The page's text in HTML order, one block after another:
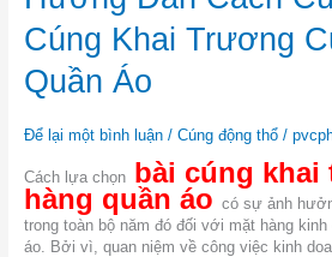
Cúng Khai Trương
Quần Áo
Để lại một bình luận / Cúng động thổ/
Cách lựa chọnbài cúng khai
hàng quần áo có sự ảnh
trong toàn bộ năm đó đối với mặt hàng
áo. Bởi vì, quan niệm về công việc kinh
Dẫn
Cách
Cúng
Và
Bài
Khai
Cửa
Hàng
Quần
Áo